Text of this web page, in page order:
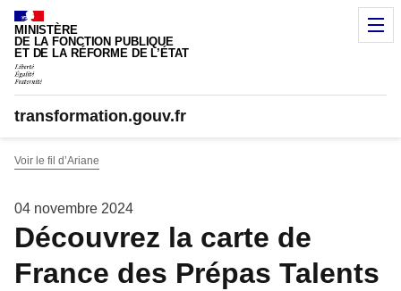
Panneau de gestion des cookies
MINISTÈRE
DE LA FONCTION PUBLIQUE
ET DE LA RÉFORME DE L’ÉTAT
transformation.gouv.fr
Voir le fil d’Ariane
04 novembre 2024
Découvrez la carte de
France des Prépas Talents